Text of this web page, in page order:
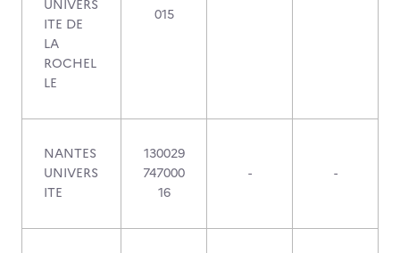
UNIVERS
ITE DE
LA
ROCHEL
LE
015
NANTES
UNIVERS
ITE
130029
747000
16
- -